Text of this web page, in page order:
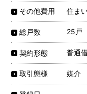
その他費用 住ま
総戸数 25戸
契約形態 普通
取引態様 媒介